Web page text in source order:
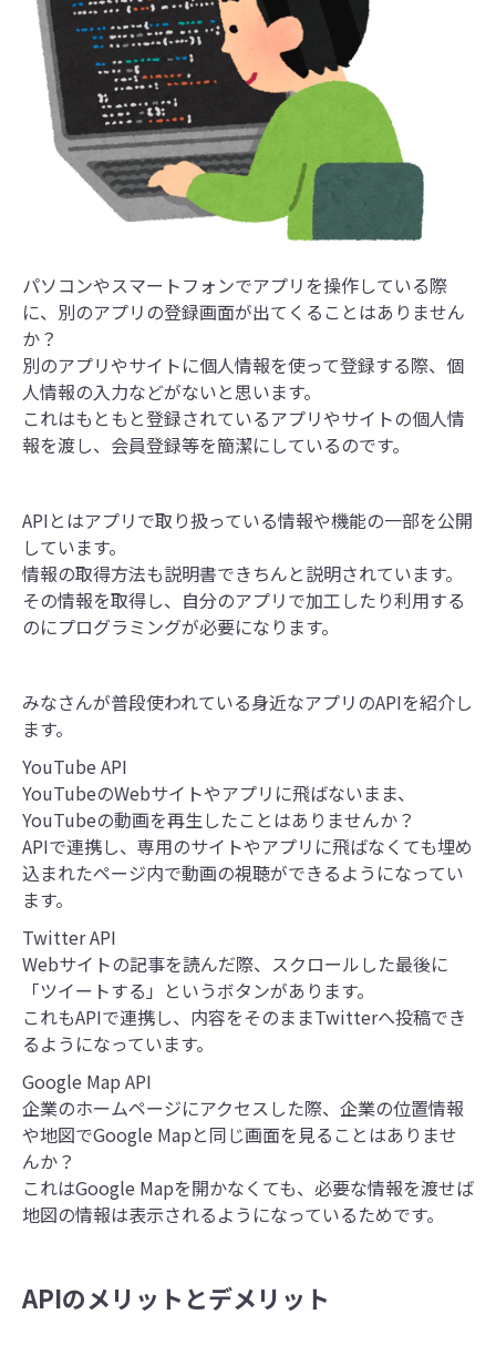
パソコンやスマートフォンでアプリを操作している際
に、別のアプリの登録画面が出てくることはありません
か？
別のアプリやサイトに個人情報を使って登録する際、個
人情報の入力などがないと思います。
これはもともと登録されているアプリやサイトの個人情
報を渡し、会員登録等を簡潔にしているのです。
APIとはアプリで取り扱っている情報や機能の一部を公開
しています。
情報の取得方法も説明書できちんと説明されています。
その情報を取得し、自分のアプリで加工したり利用する
のにプログラミングが必要になります。
みなさんが普段使われている身近なアプリのAPIを紹介し
ます。
YouTube API
YouTubeのWebサイトやアプリに飛ばないまま、
YouTubeの動画を再生したことはありませんか？
APIで連携し、専用のサイトやアプリに飛ばなくても埋め
込まれたページ内で動画の視聴ができるようになってい
ます。
Twitter API
Webサイトの記事を読んだ際、スクロールした最後に
「ツイートする」というボタンがあります。
これもAPIで連携し、内容をそのままTwitterへ投稿でき
るようになっています。
Google Map API
企業のホームページにアクセスした際、企業の位置情報
や地図でGoogle Mapと同じ画面を見ることはありませ
んか？
これはGoogle Mapを開かなくても、必要な情報を渡せば
地図の情報は表示されるようになっているためです。
APIのメリットとデメリット